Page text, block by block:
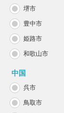
堺市
豊中市
姫路市
和歌山市
中国
呉市
鳥取市